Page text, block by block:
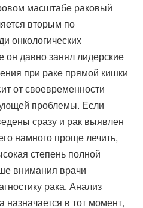
масштабе раковый
вторым по
онкологических
он давно занял лидерские
при раке прямой кишки
от своевременности
проблемы. Если
сразу и рак выявлен
намного проще лечить,
степень полной
внимания врачи
рака. Анализ
назначается в тот момент,